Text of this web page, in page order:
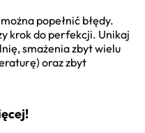
popełnić błędy.
krok do perfekcji. Unikaj
smażenia zbyt wielu
oraz zbyt